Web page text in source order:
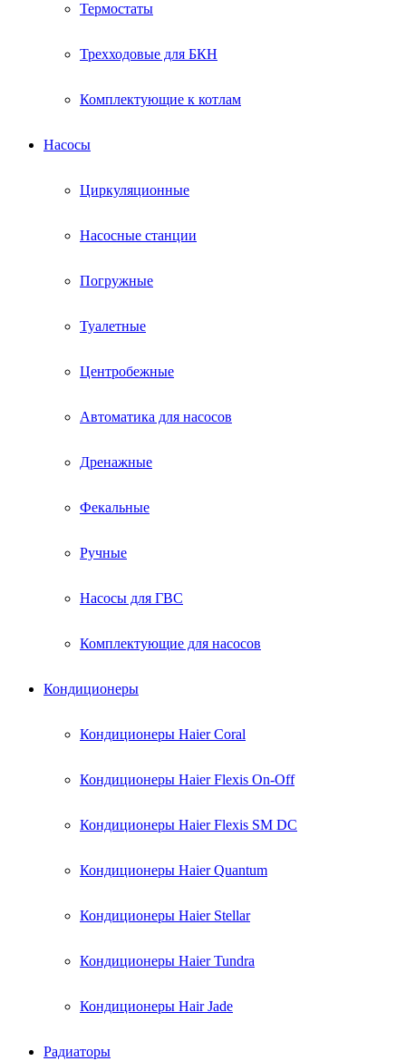
Термостаты
Трехходовые для БКН
Комплектующие к котлам
Насосы
Циркуляционные
Насосные станции
Погружные
Туалетные
Центробежные
Автоматика для насосов
Дренажные
Фекальные
Ручные
Насосы для ГВС
Комплектующие для насосов
Кондиционеры
Кондиционеры Haier Coral
Кондиционеры Haier Flexis On-Off
Кондиционеры Haier Flexis SM DC
Кондиционеры Haier Quantum
Кондиционеры Haier Stellar
Кондиционеры Haier Tundra
Кондиционеры Hair Jade
Радиаторы